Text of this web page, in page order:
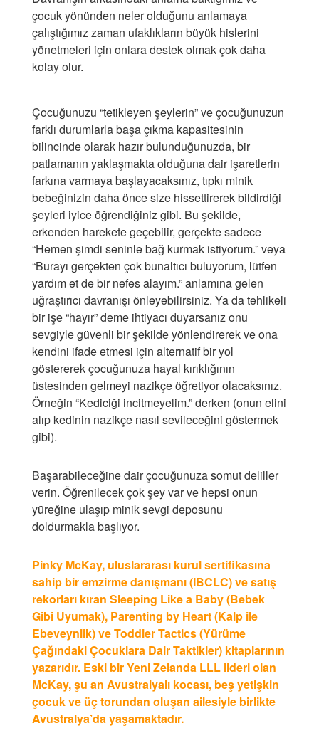
çocuk yönünden neler olduğunu anlamaya
çalıştığımız zaman ufaklıkların büyük hislerini
yönetmeleri için onlara destek olmak çok daha
kolay olur.
Çocuğunuzu “tetikleyen şeylerin” ve çocuğunuzun
farklı durumlarla başa çıkma kapasitesinin
bilincinde olarak hazır bulunduğunuzda, bir
patlamanın yaklaşmakta olduğuna dair işaretlerin
farkına varmaya başlayacaksınız, tıpkı minik
bebeğinizin daha önce size hissettirerek bildirdiği
şeyleri iyice öğrendiğiniz gibi. Bu şekilde,
erkenden harekete geçebilir, gerçekte sadece
“Hemen şimdi seninle bağ kurmak istiyorum.” veya
“Burayı gerçekten çok bunaltıcı buluyorum, lütfen
yardım et de bir nefes alayım.” anlamına gelen
uğraştırıcı davranışı önleyebilirsiniz. Ya da tehlikeli
bir işe “hayır” deme ihtiyacı duyarsanız onu
sevgiyle güvenli bir şekilde yönlendirerek ve ona
kendini ifade etmesi için alternatif bir yol
göstererek çocuğunuza hayal kırıklığının
üstesinden gelmeyi nazikçe öğretiyor olacaksınız.
Örneğin “Kediciği incitmeyelim.” derken (onun elini
alıp kedinin nazikçe nasıl sevileceğini göstermek
gibi).
Başarabileceğine dair çocuğunuza somut deliller
verin. Öğrenilecek çok şey var ve hepsi onun
yüreğine ulaşıp minik sevgi deposunu
doldurmakla başlıyor.
Pinky McKay, uluslararası kurul sertifikasına
sahip bir emzirme danışmanı (IBCLC) ve satış
rekorları kıran Sleeping Like a Baby (Bebek
Gibi Uyumak), Parenting by Heart (Kalp ile
Ebeveynlik) ve Toddler Tactics (Yürüme
Çağındaki Çocuklara Dair Taktikler) kitaplarının
yazarıdır. Eski bir Yeni Zelanda LLL lideri olan
McKay, şu an Avustralyalı kocası, beş yetişkin
çocuk ve üç torundan oluşan ailesiyle birlikte
Avustralya’da yaşamaktadır.